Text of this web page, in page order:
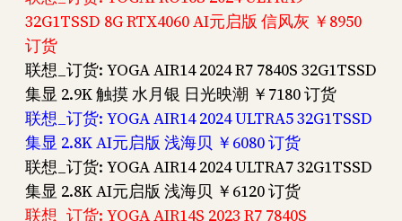
32G1TSSD 8G RTX4060 AI元启版 信风灰 ￥8950
订货
联想_订货: YOGA AIR14 2024 R7 7840S 32G1TSSD
集显 2.9K 触摸 水月银 日光映潮 ￥7180 订货
联想_订货: YOGA AIR14 2024 ULTRA5 32G1TSSD
集显 2.8K AI元启版 浅海贝 ￥6080 订货
联想_订货: YOGA AIR14 2024 ULTRA7 32G1TSSD
集显 2.8K AI元启版 浅海贝 ￥6120 订货
联想_订货: YOGA AIR14S 2023 R7 7840S